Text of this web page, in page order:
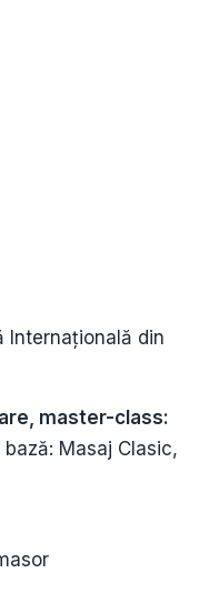
Internațională din
master-class:
bază: Masaj Clasic,